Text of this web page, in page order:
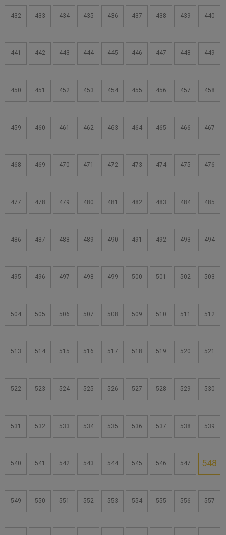
432 433 434 435 436 437 438 439 440
441 442 443 444 445 446 447 448 449
450 451 452 453 454 455 456 457 458
459 460 461 462 463 464 465 466 467
468 469 470 471 472 473 474 475 476
477 478 479 480 481 482 483 484 485
486 487 488 489 490 491 492 493 494
495 496 497 498 499 500 501 502 503
504 505 506 507 508 509 510 511 512
513 514 515 516 517 518 519 520 521
522 523 524 525 526 527 528 529 530
531 532 533 534 535 536 537 538 539
540 541 542 543 544 545 546 547 548
549 550 551 552 553 554 555 556 557